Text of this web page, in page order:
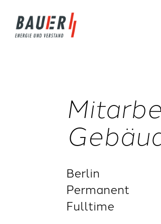
Berlin
Permanent
Fulltime